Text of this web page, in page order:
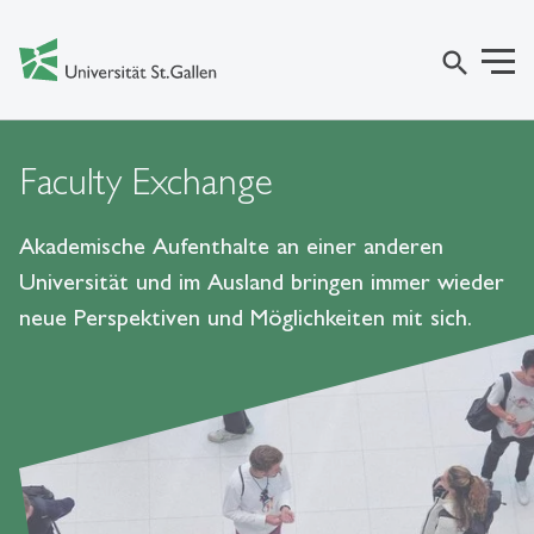
search
Faculty Exchange
Akademische Aufenthalte an einer anderen
Universität und im Ausland bringen immer wieder
neue Perspektiven und Möglichkeiten mit sich.